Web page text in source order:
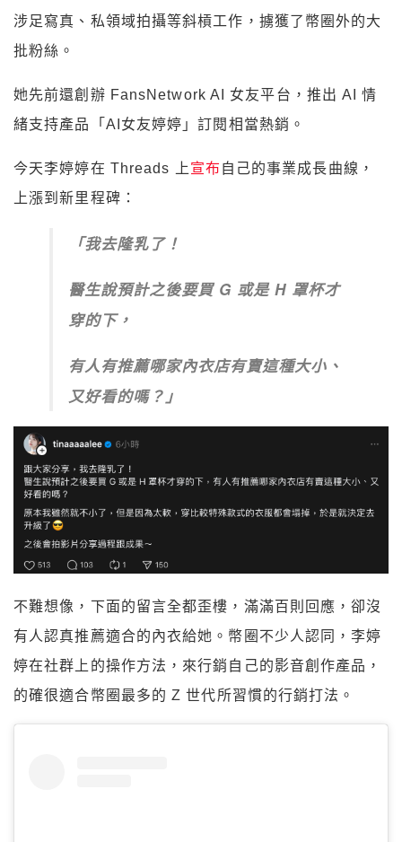
涉足寫真、私領域拍攝等斜槓工作，擄獲了幣圈外的大
批粉絲。
她先前還創辦 FansNetwork AI 女友平台，推出 AI 情
緒支持產品「AI女友婷婷」訂閱相當熱銷。
今天李婷婷在 Threads 上 宣布 自己的事業成長曲線，
上漲到新里程碑：
「我去隆乳了！
醫生說預計之後要買 G 或是 H 罩杯才
穿的下，
有人有推薦哪家內衣店有賣這種大小、
又好看的嗎？」
不難想像，下面的留言全都歪樓，滿滿百則回應，卻沒
有人認真推薦適合的內衣給她。幣圈不少人認同，李婷
婷在社群上的操作方法，來行銷自己的影音創作產品，
的確很適合幣圈最多的 Z 世代所習慣的行銷打法。